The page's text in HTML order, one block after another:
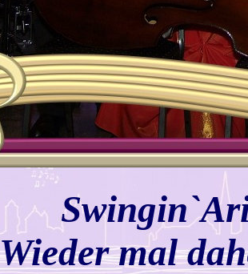
mal